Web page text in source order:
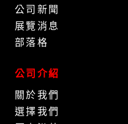
公司新聞
展覽消息
部落格
公司介紹
關於我們
選擇我們